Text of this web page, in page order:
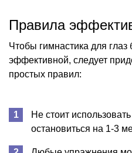
Правила
Чтобы гимнастика для
эффективной, следует
простых правил:
Не стоит
остановиться на 1-3